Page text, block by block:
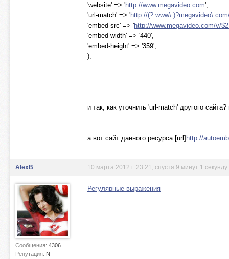
'website' => 'http://www.megavideo.com',
'url-match' => 'http://
'embed-src' => 'http://www.megavideo.com/v/
'embed-width' => '440',
'embed-height' => '359',
),
и так, как уточнить 'url-match' другого
а вот сайт данного ресурса [url] http://
AlexB
Сообщения: 4306
Репутация: N
10 марта 2012 г. 23:21 , спустя 9 минут 1 секунду
Регулярные выражения